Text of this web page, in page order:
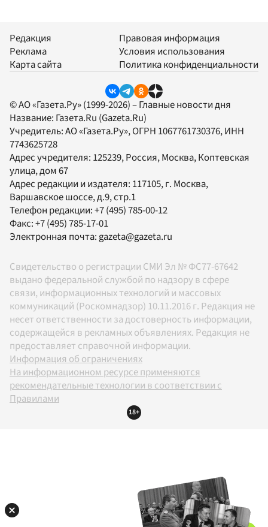
Редакция
Реклама
Карта сайта
Правовая информация
Условия использования
Политика конфиденциальности
© АО «Газета.Ру» (1999-2026) – Главные новости дня
Название: Газета.Ru (Gazeta.Ru)
Учредитель:АО «Газета.Ру», ОГРН 1067761730376, ИНН
7743625728
Адрес учредителя: 125239, Россия, Москва, Коптевская
улица, дом 67
Адрес редакции и издателя: 117105, г. Москва,
Варшавское шоссе, д.9, стр.1
Телефон редакции:+7 (495) 785-00-12
Факс:+7 (495) 785-17-01
Электронная почта: gazeta@gazeta.ru
Свидетельство о регистрации СМИ Эл № ФС77-67642
выдано федеральной службой по надзору в сфере
связи, информационных технологий и массовых
коммуникаций (Роскомнадзор) 10.11.2016 г. Редакция не
несет ответственности за достоверность информации,
содержащейся в рекламных объявлениях. Редакция не
предоставляет справочной информации.
Информация об ограничениях
На информационном ресурсе применяются
рекомендательные технологии в соответствии с
Правилами
18+